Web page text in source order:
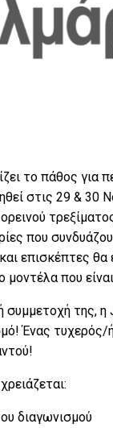
το πάθος για
στις 29 & 30
που
επισκέπτες
μοντέλα που
συμμετοχή της,
Ένας τυχερός/ή
διαγωνισμού